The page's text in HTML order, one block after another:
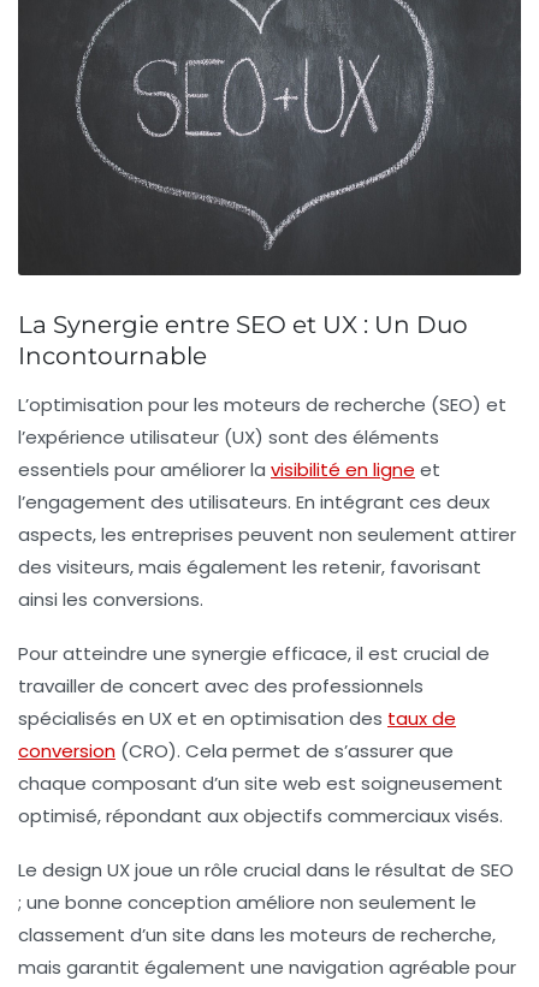
La Synergie entre SEO et UX : Un Duo
Incontournable
L’optimisation pour les moteurs de recherche (SEO) et
l’expérience utilisateur (UX) sont des éléments
essentiels pour améliorer la visibilité en ligne et
l’engagement des utilisateurs. En intégrant ces deux
aspects, les entreprises peuvent non seulement attirer
des visiteurs, mais également les retenir, favorisant
ainsi les conversions.
Pour atteindre une synergie efficace, il est crucial de
travailler de concert avec des professionnels
spécialisés en UXet en optimisation des taux de
conversion (CRO). Cela permet de s’assurer que
chaque composant d’un site web est soigneusement
optimisé, répondant aux objectifs commerciaux visés.
Le design UXjoue un rôle crucial dans le résultat de SEO
; une bonne conception améliore non seulement le
classement d’un site dans les moteurs de recherche,
mais garantit également une navigation agréable pour